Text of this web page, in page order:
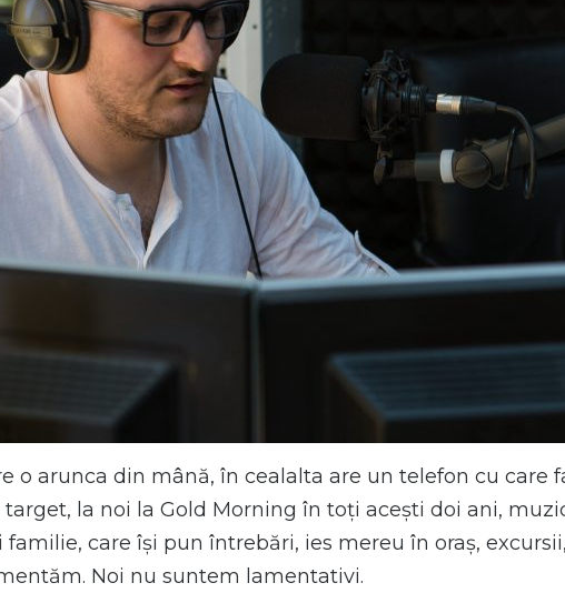
o arunca din mână, în cealalta are un telefon cu care
la noi la Gold Morning în toți acești doi ani,
care își pun întrebări, ies mereu în oraș,
Noi nu suntem lamentativi.